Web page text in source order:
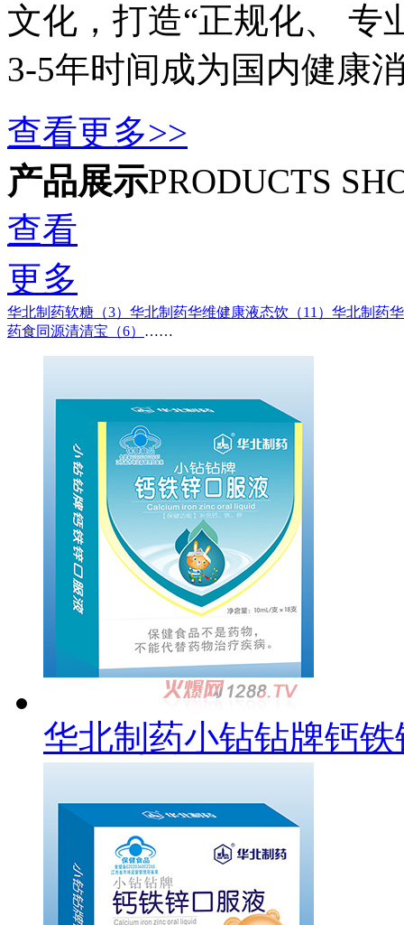
文化，打造“正规化、 专
3-5年时间成为国内健康
查看更多>>
产品展示PRODUCTS
查看
更多
华北制药软糖（3） 华北制药华维健康液态饮（11） 华北制药
药食同源清清宝（6） ……
华北制药小钻钻牌钙